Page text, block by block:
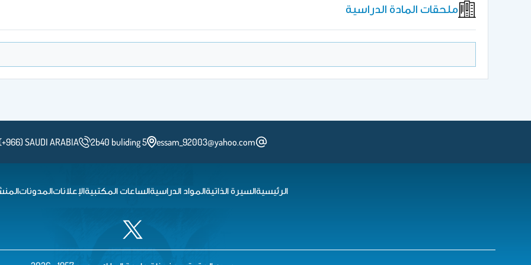
ملحقات المادة الدراسية
essam_92003@yahoo.com
2b40 buliding 5
SAUDI ARABIA
الرئيسيةالسيرة الذاتيةالمواد الدراسيةالساعات المكتبيةالإعلاناتالمدونات